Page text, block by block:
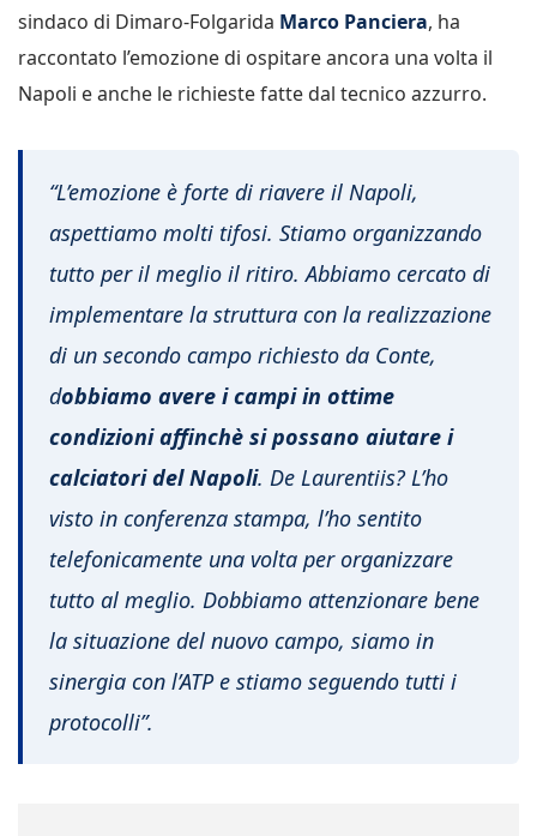
sindaco di Dimaro-Folgarida Marco Panciera, ha
raccontato l’emozione di ospitare ancora una volta il
Napoli e anche le richieste fatte dal tecnico azzurro.
“L’emozione è forte di riavere il Napoli,
aspettiamo molti tifosi. Stiamo organizzando
tutto per il meglio il ritiro. Abbiamo cercato di
implementare la struttura con la realizzazione
di un secondo campo richiesto da Conte,
dobbiamo avere i campi in ottime
condizioni affinchè si possano aiutare i
calciatori del Napoli. De Laurentiis? L’ho
visto in conferenza stampa, l’ho sentito
telefonicamente una volta per organizzare
tutto al meglio. Dobbiamo attenzionare bene
la situazione del nuovo campo, siamo in
sinergia con l’ATP e stiamo seguendo tutti i
protocolli”.